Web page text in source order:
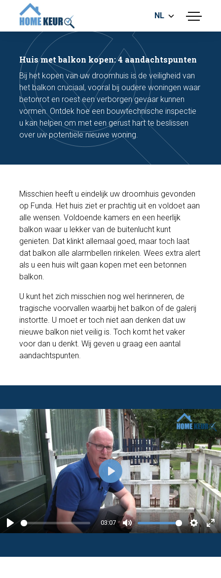
menu
BOUWKUNDIGE KEURING
ENERGIELABEL
MEETRAPPORT
FUNDERINGSRISICO ONDERZOEK
NL
Maak een afspraak
Bel nu
Huis met balkon kopen: 4 aandachtspunten
Bij het kopen van uw droomhuis is de veiligheid van
het balkon cruciaal, vooral bij oudere woningen waar
betonrot en roest een verborgen gevaar kunnen
vormen. Ontdek hoe een bouwtechnische inspectie
u kan helpen om met een gerust hart te beslissen
over uw potentiële nieuwe woning.
Misschien heeft u eindelijk uw droomhuis gevonden
op Funda. Het huis ziet er prachtig uit en voldoet aan
alle wensen. Voldoende kamers en een heerlijk
balkon waar u lekker van de buitenlucht kunt
genieten. Dat klinkt allemaal goed, maar toch laat
dat balkon alle alarmbellen rinkelen. Wees extra alert
als u een huis wilt gaan kopen met een betonnen
balkon.
U kunt het zich misschien nog wel herinneren, de
tragische voorvallen waarbij het balkon of de galerij
instortte. U moet er toch niet aan denken dat uw
nieuwe balkon niet veilig is. Toch komt het vaker
voor dan u denkt. Wij geven u graag een aantal
aandachtspunten.
P
03:07
M
S
E
P
l
a
y